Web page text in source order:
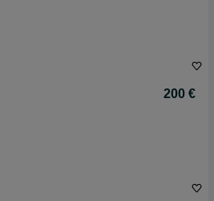
200 €